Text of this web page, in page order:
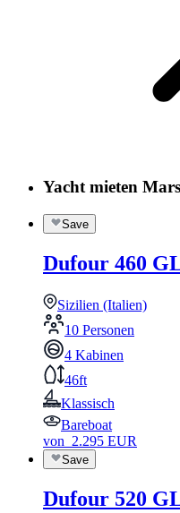
Yacht mieten
Save
Dufour 460
Sizilien (Italien)
10 Personen
4 Kabinen
46ft
Klassisch
Bareboat
von 2.295 EUR
Save
Dufour 520